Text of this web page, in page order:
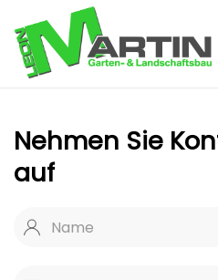
Zum Hauptinhalt springen
Nehmen Sie
auf